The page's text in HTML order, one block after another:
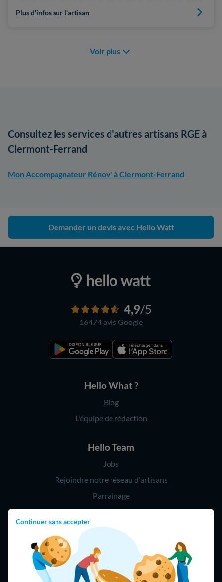
Continuer sans accepter
Plus d'infos sur l'artisan
Voir plus
Consultez les services d'autres artisans RGE à
Clermont-Ferrand
Mon Accompagnateur Rénov' à Clermont-Ferrand
Demander un devis avec Hello Watt
4,9/5
16474 avis Google
Hello What ?
Blog
L'équipe de rédaction
Hello Team
Jobs
Rejoindre notre réseau d'artisans
Parrainage
Hello !
09 75 18 60 60
(8h-21h)
75018 Paris